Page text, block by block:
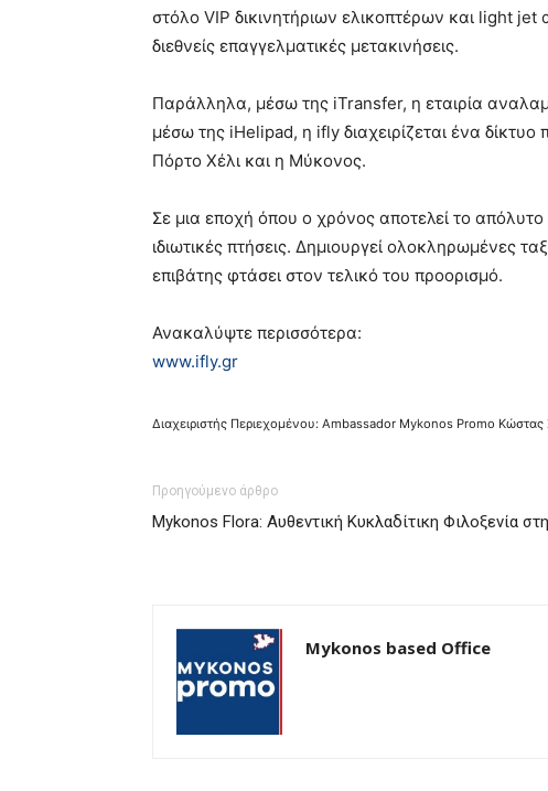
στόλο VIP δικινητήριων ελικοπτέρων και light
διεθνείς επαγγελματικές μετακινήσεις.
Παράλληλα, μέσω της iTransfer, η εταιρία
μέσω της iHelipad, η ifly διαχειρίζεται ένα
Πόρτο Χέλι και η Μύκονος.
Σε μια εποχή όπου ο χρόνος αποτελεί το
ιδιωτικές πτήσεις. Δημιουργεί ολοκληρωμένες
επιβάτης φτάσει στον τελικό του προορισμό.
Ανακαλύψτε περισσότερα:
www.ifly.gr
Διαχειριστής Περιεχομένου: Ambassador Mykonos Promo Κώστας
Προηγούμενο άρθρο
Mykonos Flora: Αυθεντική Κυκλαδίτικη Φιλοξενία
Mykonos based Office